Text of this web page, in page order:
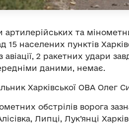
та
15 населених пунктів
2 ракетних удари
даними, немає.
Харківської ОВА Олег
обстрілів ворога
Липці, Лук’янці